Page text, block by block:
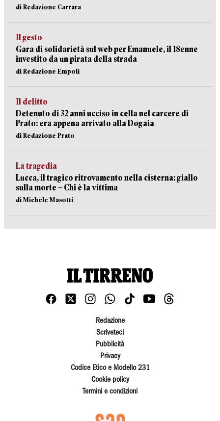
di Redazione Carrara
Il gesto
Gara di solidarietà sul web per Emanuele, il 18enne
investito da un pirata della strada
di Redazione Empoli
Il delitto
Detenuto di 32 anni ucciso in cella nel carcere di
Prato: era appena arrivato alla Dogaia
di Redazione Prato
La tragedia
Lucca, il tragico ritrovamento nella cisterna: giallo
sulla morte – Chi è la vittima
di Michele Masotti
Redazione
Scriveteci
Pubblicità
Privacy
Codice Etico e Modello 231
Cookie policy
Termini e condizioni